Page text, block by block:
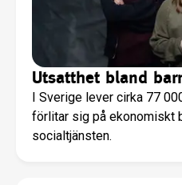
Utsatthet bland
I Sverige lever cirka 77
förlitar sig på ekonomiskt
socialtjänsten.